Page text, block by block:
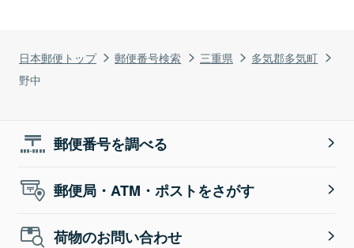
日本郵便トップ 郵便番号検索 三重県
多気郡多気町
野中
郵便番号を調べる
郵便局・ATM・ポストをさがす
荷物のお問い合わせ